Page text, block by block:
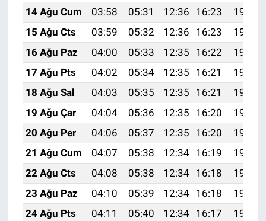
14 Ağu Cum
03:58 05:31 12:36 16:23
19:31
15 Ağu Cts
03:59 05:32 12:36 16:23
19:29
16 Ağu Paz
04:00 05:33 12:35 16:22
19:28
17 Ağu Pts
04:02 05:34 12:35 16:21
19:27
18 Ağu Sal
04:03 05:35 12:35 16:21
19:25
19 Ağu Çar
04:04 05:36 12:35 16:20
19:24
20 Ağu Per
04:06 05:37 12:35 16:20
19:22
21 Ağu Cum
04:07 05:38 12:34 16:19
19:21
22 Ağu Cts
04:08 05:38 12:34 16:18
19:20
23 Ağu Paz
04:10 05:39 12:34 16:18
19:18
24 Ağu Pts
04:11 05:40 12:34 16:17
19:17